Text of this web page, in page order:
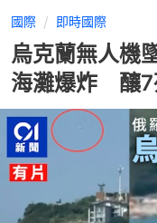
國際 即時國際
烏克蘭無人機
海灘爆炸 釀7